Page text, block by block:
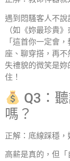
遇到悶騷客人不
（如《妳最珍貴
「這首你一定會
座、聊穿搭，再
失禮貌的微笑是
住！
Q3：
嗎？
正解：底線踩穩，
高薪是真的，但